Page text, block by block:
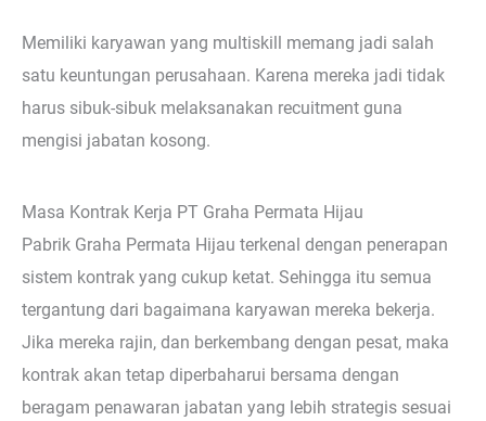
Memiliki karyawan yang multiskill memang jadi salah
satu keuntungan perusahaan. Karena mereka jadi tidak
harus sibuk-sibuk melaksanakan recuitment guna
mengisi jabatan kosong.
Masa Kontrak Kerja PT Graha Permata Hijau
Pabrik Graha Permata Hijau terkenal dengan penerapan
sistem kontrak yang cukup ketat. Sehingga itu semua
tergantung dari bagaimana karyawan mereka bekerja.
Jika mereka rajin, dan berkembang dengan pesat, maka
kontrak akan tetap diperbaharui bersama dengan
beragam penawaran jabatan yang lebih strategis sesuai